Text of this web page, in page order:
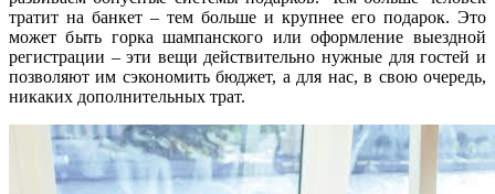
тратит на банкет – тем больше и крупнее его подарок. Это
может быть горка шампанского или оформление выездной
регистрации – эти вещи действительно нужные для гостей и
позволяют им сэкономить бюджет, а для нас, в свою очередь,
никаких дополнительных трат.